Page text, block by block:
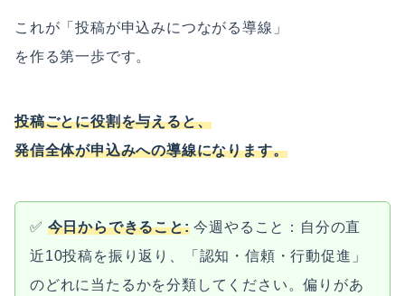
これが「投稿が申込みにつながる導線」
を作る第一歩です。
投稿ごとに役割を与えると、
発信全体が申込みへの導線になります。
✅ 今日からできること:今週やること：自分の直
近10投稿を振り返り、「認知・信頼・行動促進」
のどれに当たるかを分類してください。偏りがあ